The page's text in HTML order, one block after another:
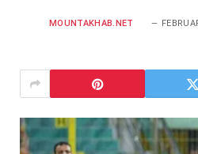
MOUNTAKHAB.NET